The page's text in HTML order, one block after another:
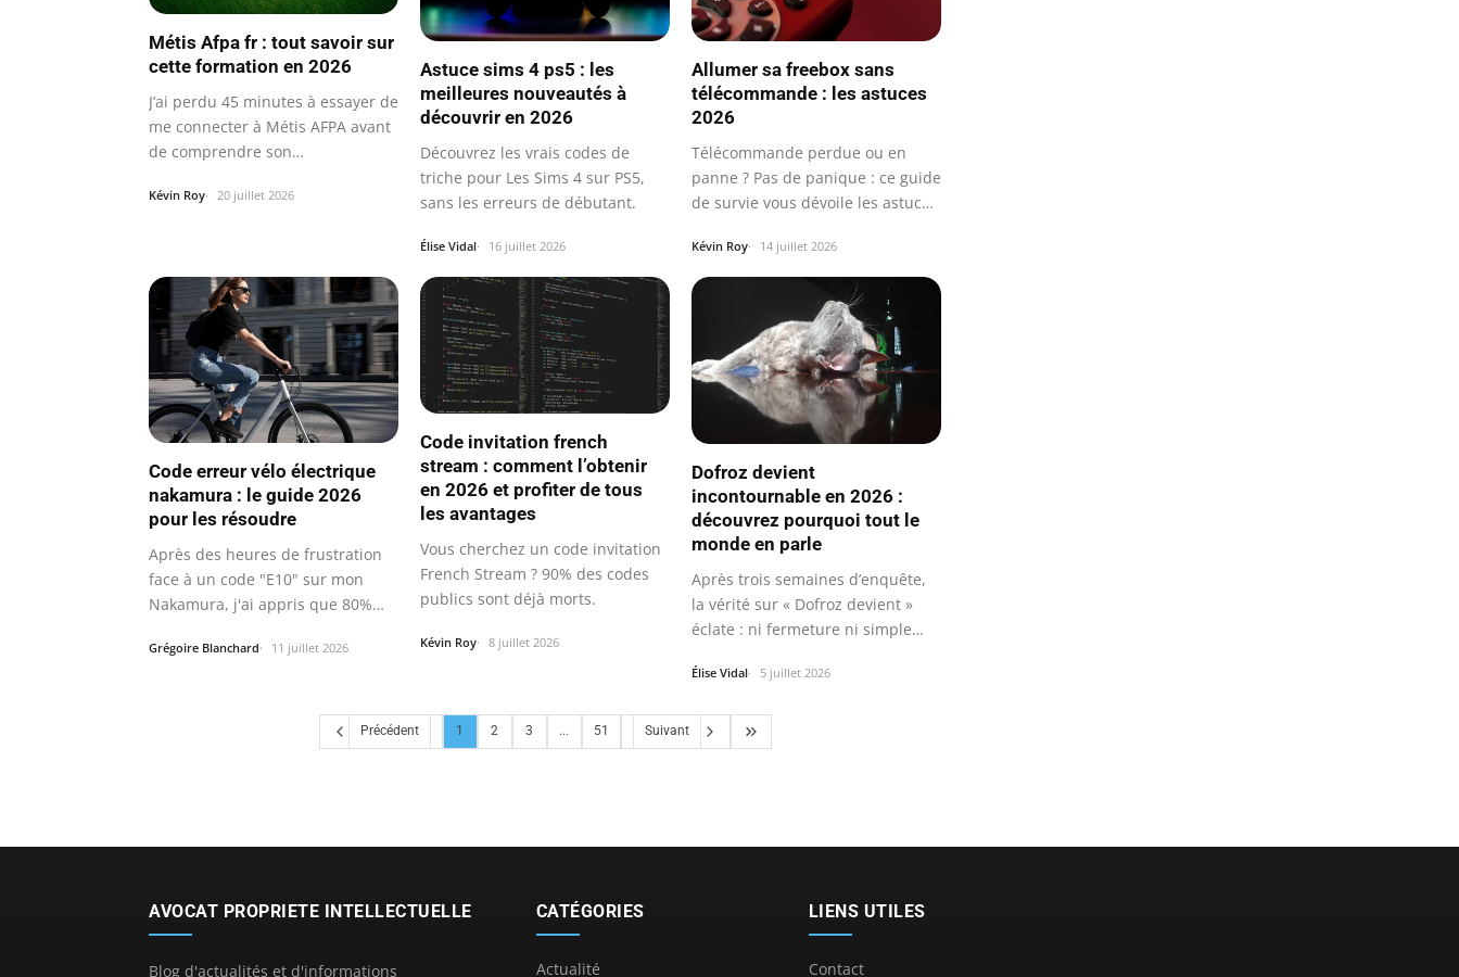
Métis Afpa fr : tout savoir sur
cette formation en 2026
J’ai perdu 45 minutes à essayer de
me connecter à Métis AFPA avant
de comprendre son…
Kévin Roy 20 juillet 2026
Astuce sims 4 ps5 : les
meilleures nouveautés à
découvrir en 2026
Découvrez les vrais codes de
triche pour Les Sims 4 sur PS5,
sans les erreurs de débutant.
Élise Vidal 16 juillet 2026
Allumer sa freebox sans
télécommande : les astuces
2026
Télécommande perdue ou en
panne ? Pas de panique : ce guide
de survie vous dévoile les astuces
Kévin Roy 14 juillet 2026
Code erreur vélo électrique
nakamura : le guide 2026
pour les résoudre
Après des heures de frustration
face à un code "E10" sur mon
Nakamura, j'ai appris que 80%
Grégoire Blanchard 11 juillet 2026
Code invitation french
stream : comment l’obtenir
en 2026 et profiter de tous
les avantages
Vous cherchez un code invitation
French Stream ? 90% des codes
publics sont déjà morts.
Kévin Roy 8 juillet 2026
Dofroz devient
incontournable en 2026 :
découvrez pourquoi tout le
monde en parle
Après trois semaines d’enquête,
la vérité sur « Dofroz devient »
éclate : ni fermeture ni simple…
Élise Vidal 5 juillet 2026
Précédent 1 2 3 ... 51 Suivant
AVOCAT PROPRIETE INTELLECTUELLE
Blog d'actualités et d'informations
CATÉGORIES
Actualité
LIENS UTILES
Contact